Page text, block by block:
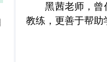
黑茜老师，曾
教练，更善于帮助